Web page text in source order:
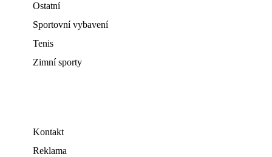
Ostatní
Sportovní vybavení
Tenis
Zimní sporty
Kontakt
Reklama